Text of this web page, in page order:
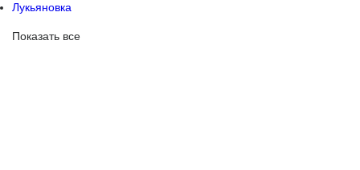
Лукьяновка
Показать все